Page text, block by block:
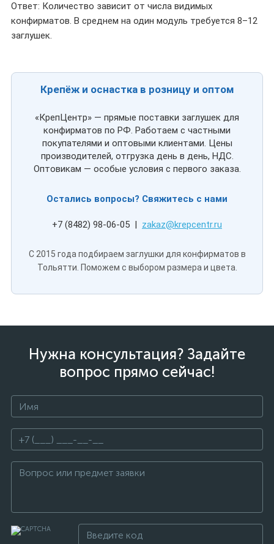
Ответ: Количество зависит от числа видимых
конфирматов. В среднем на один модуль требуется 8–12
заглушек.
Крепёж и оснастка в розницу и оптом
«КрепЦентр» — прямые поставки заглушек для
конфирматов по РФ. Работаем с частными
покупателями и оптовыми клиентами. Цены
производителей, отгрузка день в день, НДС.
Оптовикам — особые условия с первого заказа.
Остались вопросы? Свяжитесь с нами
+7 (8482) 98-06-05 | zakaz@krepcentr.ru
С 2015 года подбираем заглушки для конфирматов в
Тольятти. Поможем с выбором размера и цвета.
Нужна консультация? Задайте
вопрос прямо сейчас!